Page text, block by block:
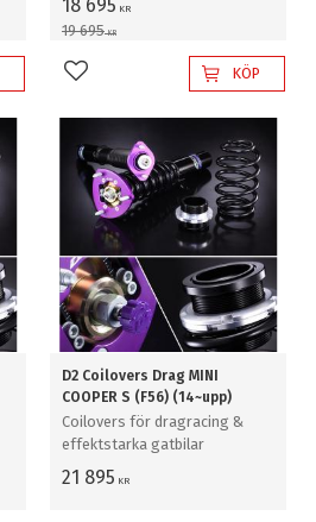
18 695 KR
19 695KR
Lägg till i favoriterKÖP
D2 Coilovers Drag MINI
COOPER S (F56) (14~upp)
Coilovers för dragracing &
effektstarka gatbilar
21 895 KR